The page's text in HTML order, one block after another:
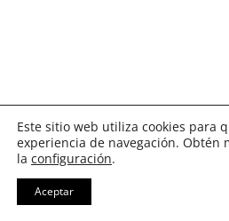
Este sitio web utiliza cookies para
experiencia de navegación. Obtén
la configuración.
Aceptar